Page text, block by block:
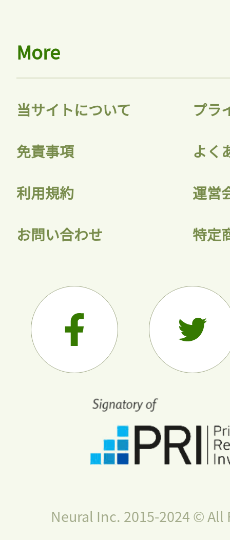
会員登録
More
当サイトについて プラ
免責事項 よく
利用規約 運営
お問い合わせ 特定
Neural Inc. 2015-2024 © All